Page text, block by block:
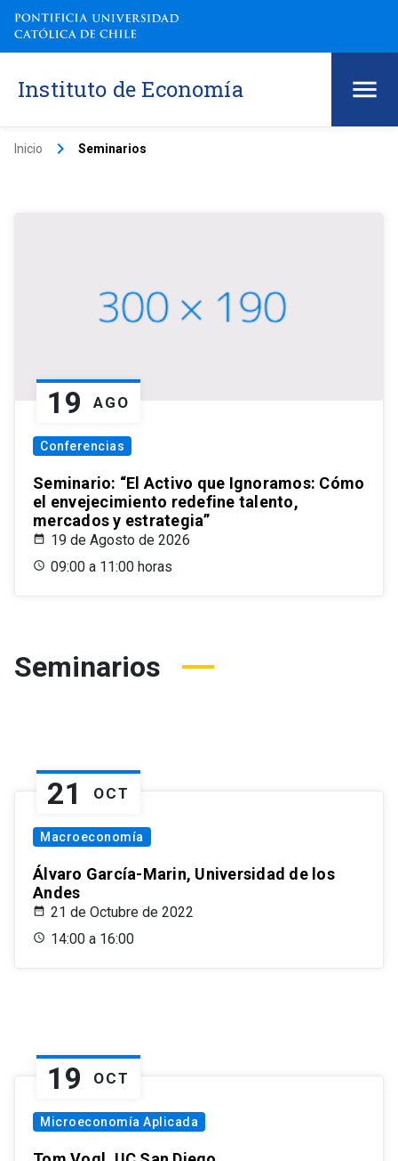
Instituto de Economía
Inicio keyboard_arrow_right Seminarios
19 AGO
Conferencias
Seminario: “El Activo que Ignoramos: Cómo
el envejecimiento redefine talento,
mercados y estrategia”
19 de Agosto de 2026
09:00 a 11:00 horas
Seminarios
21 OCT
Macroeconomía
Álvaro García-Marin, Universidad de los
Andes
21 de Octubre de 2022
14:00 a 16:00
19 OCT
Microeconomía Aplicada